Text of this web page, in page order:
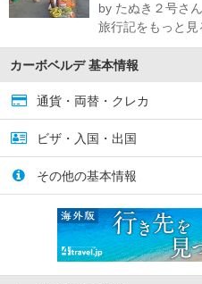
by たぬき２号さん
旅行記をもっと見
カーボベルデ 基本情報
通貨・両替・クレカ
ビザ・入国・出国
その他の基本情報